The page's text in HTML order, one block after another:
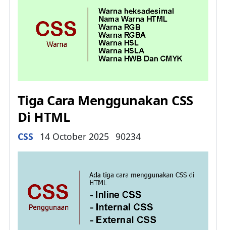
Tiga Cara Menggunakan CSS
Di HTML
Details
CSS 14 October 2025 90234